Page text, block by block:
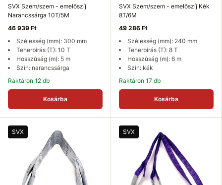
SVX Szem/szem - emelőszíj
Narancssárga 10T/5M
46 939 Ft
Szélesség (mm): 300 mm
Teherbírás (T): 10 T
Hosszúság (m): 5 m
Szín: narancssárga
Raktáron 12 db
Kosárba
SVX Szem/szem - emelőszíj Kék
8T/6M
49 286 Ft
Szélesség (mm): 240 mm
Teherbírás (T): 8 T
Hosszúság (m): 6 m
Szín: kék
Raktáron 17 db
Kosárba
SVX SVX